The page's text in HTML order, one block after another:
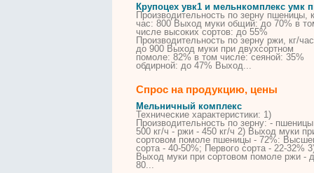
Крупоцех увк1 и мельнкомплекс умк
Производительность по зерну пшеницы,
час: 800 Выход муки общий: до 70% в
числе высокихсортов: до 55%
Производительность по зерну ржи, кг/
до 900 Выход муки при двухсортном
помоле: 82% в том числе: сеяной: 35%
обдирной: до 47% Выход...
Спрос на продукцию, цены
Мельничный комплекс
Технические характеристики: 1)
Производительность по зерну: - пшеницы
500 кг/ч - ржи - 450 кг/ч 2) Выход муки
сортовом помоле пшеницы - 72%:
сорта - 40-50%; Первого сорта - 22-32%
Выход муки при сортовом помоле ржи -
80...